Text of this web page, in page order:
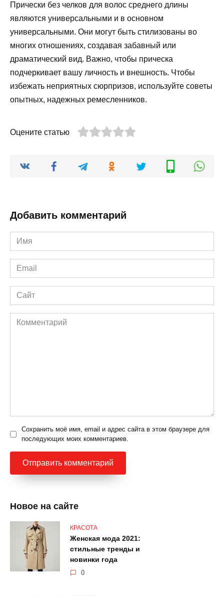
Прически без челков для волос среднего длины
являются универсальными и в основном
универсальными. Они могут быть стилизованы во
многих отношениях, создавая забавный или
драматический вид. Важно, чтобы прическа
подчеркивает вашу личность и внешность. Чтобы
избежать неприятных сюрпризов, используйте советы
опытных, надежных ремесленников.
Оцените статью
Добавить комментарий
Имя
*
Email
*
Сайт
Комментарий
Сохранить моё имя, email и адрес сайта в этом браузере для
последующих моих комментариев.
Новое на сайте
КРАСОТА
Женская мода 2021:
стильные тренды и
новинки года
0